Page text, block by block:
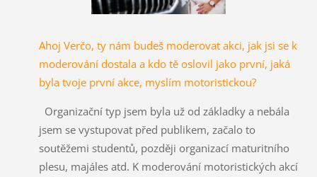
Ahoj Verčo, ty nám budeš moderovat akci, jak jsi se k
moderování dostala a kdo tě oslovil jako první, jaká
byla tvoje první akce, myslím motoristickou?
Organizační typ jsem byla už od základky a nebála
jsem se vystupovat před publikem, začalo to
soutěžemi studentů, později organizací maturitního
plesu, majáles atd. K moderování motoristických akcí